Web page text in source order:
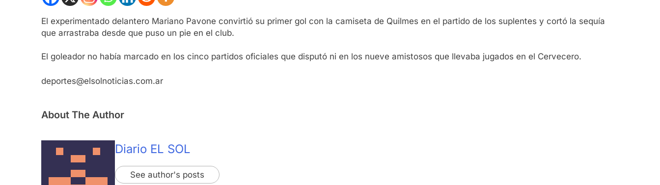
El experimentado delantero Mariano Pavone convirtió su primer gol con la camiseta de Quilmes en el partido de los suplentes y cortó la sequía
que arrastraba desde que puso un pie en el club.
El goleador no había marcado en los cinco partidos oficiales que disputó ni en los nueve amistosos que llevaba jugados en el Cervecero.
deportes@elsolnoticias.com.ar
About The Author
Diario EL SOL
See author's posts